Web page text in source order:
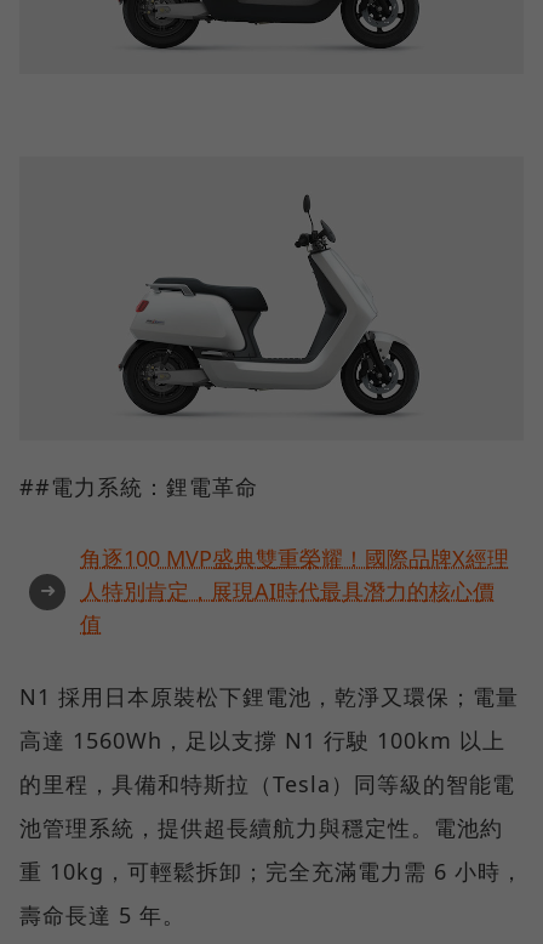
##電力系統：鋰電革命
➜
角逐100 MVP盛典雙重榮耀！國際品牌X經理
人特別肯定，展現AI時代最具潛力的核心價
值
N1 採用日本原裝松下鋰電池，乾淨又環保；電量
高達 1560Wh，足以支撐 N1 行駛 100km 以上
的里程，具備和特斯拉（Tesla）同等級的智能電
池管理系統，提供超長續航力與穩定性。電池約
重 10kg，可輕鬆拆卸；完全充滿電力需 6 小時，
壽命長達 5 年。